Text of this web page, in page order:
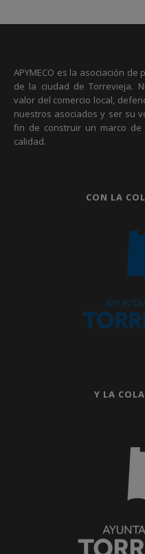
APYMECO es la asociación
de la ciudad de Torrevieja.
valor del comercio local,
nuestros asociados y ser su
fin de construir un marco de
calidad.
CON LA
Y LA